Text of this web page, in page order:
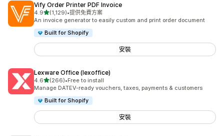
Vify Order Printer PDF Invoice
4.9滿分 5 顆星
(1,129)
共有 1129 則評價
•提供免費方案
An invoice generator to easily custom and print order document
Built for Shopify
安裝
Lexware Office (lexoffice)
4.6滿分 5 顆星
(266)
共有 266 則評價
•Free to install
Manage DATEV-ready vouchers, taxes, payments & customers
Built for Shopify
安裝